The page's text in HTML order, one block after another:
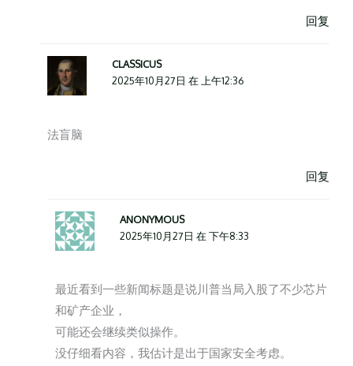
回复
CLASSICUS
2025年10月27日 在 上午12:36
法盲脑
回复
ANONYMOUS
2025年10月27日 在 下午8:33
最近看到一些新闻标题是说川普当局入股了不少芯片
和矿产企业，
可能还会继续类似操作。
没仔细看内容，我估计是出于国家安全考虑。